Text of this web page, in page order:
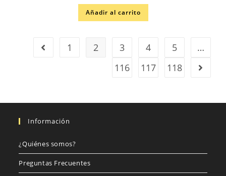
Añadir al carrito
1 2 3 4 5
…
116
117 118
Información
¿Quiénes somos?
Preguntas Frecuentes